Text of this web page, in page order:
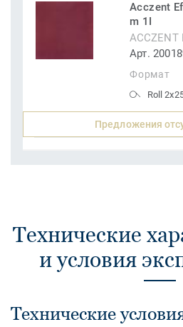
Acczent
m 1I
ACCZENT
Арт.
Формат
Roll
Предложения
Технические
и условия
Технические